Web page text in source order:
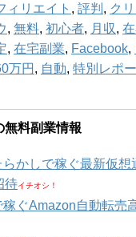
ィリエイト , 評判 , ク
, 無料, 初心者, 月収,
, 在宅副業, Facebook,
万円 , 自動, 特別レポ
無料副業情報
らかしで稼ぐ最新仮想
待イチオシ！
稼ぐAmazon自動転売